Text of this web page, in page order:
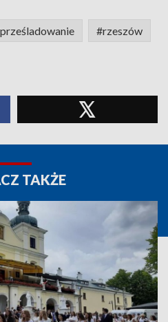
#rzeszów
TAKŻE